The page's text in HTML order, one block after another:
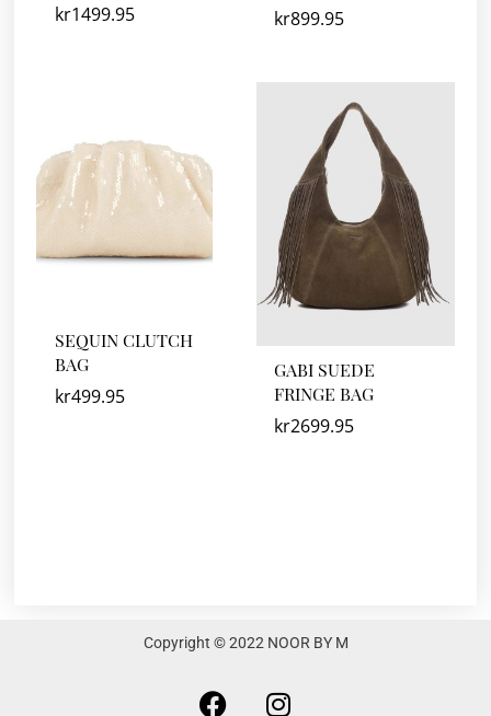
kr1499.95 kr899.95
SEQUIN CLUTCH
BAG
kr499.95
GABI SUEDE
FRINGE BAG
kr2699.95
Copyright © 2022 NOOR BY M
F
I